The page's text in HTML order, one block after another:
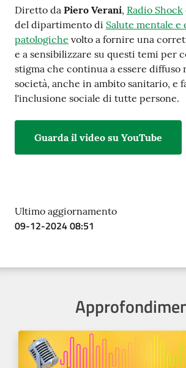
ed Enti
Seguici
su
Diretto da Piero Verani, Radio Shock
del dipartimento di Salute mentale e
patologiche volto a fornire una
e a sensibilizzare su questi temi per
stigma che continua a essere diffuso
società, anche in ambito sanitario, e
l'inclusione sociale di tutte persone.
Guarda il video su YouTube
Ultimo aggiornamento
09-12-2024 08:51